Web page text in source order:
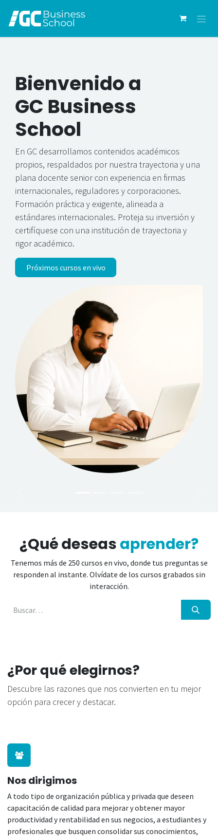
Bienvenido a
GC Business
School
En GC desarrollamos contenidos académicos
propios, respaldados por nuestra trayectoria y una
plana docente senior con experiencia en firmas
internacionales, reguladores y corporaciones.
Formación práctica y exigente, alineada a
estándares internacionales. Proteja su inversión y
certifíquese con una institución de trayectoria y
rigor académico.
Próximos cursos en vivo
¿Qué deseasaprender?
Tenemos más de 250 cursos en vivo, donde tus preguntas se
responden al instante. Olvídate de los cursos grabados sin
interacción.
¿Por qué elegirnos?
Descubre las razones que nos convierten en tu mejor
opción para crecer y destacar.
Nos dirigimos
A todo tipo de organización pública y privada que deseen
capacitación de calidad para mejorar y obtener mayor
productividad y rentabilidad en sus negocios, a estudiantes y
profesionales que busquen consolidar sus conocimientos,